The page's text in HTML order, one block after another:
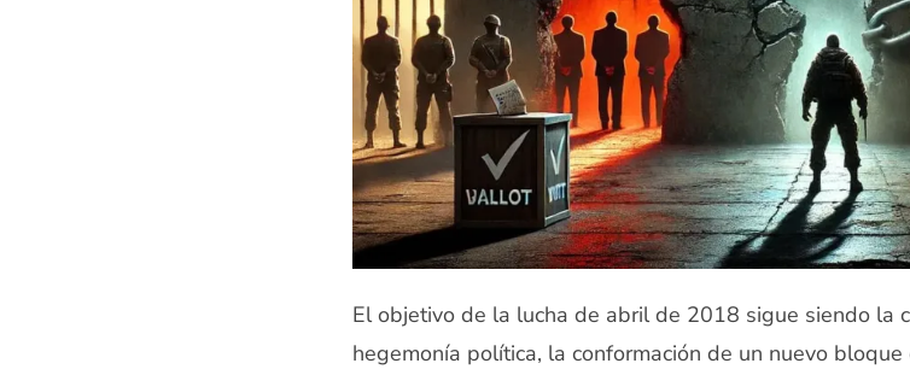
El objetivo de la lucha de abril de 2018 sigue siendo la
hegemonía política, la conformación de un nuevo